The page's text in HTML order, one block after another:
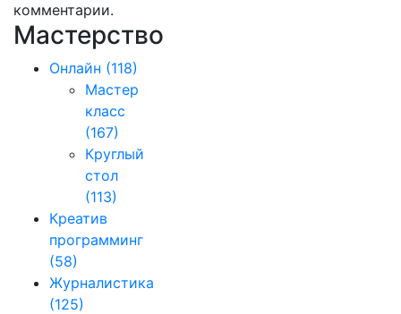
комментарии.
Мастерство
Онлайн (118)
Мастер
класс
(167)
Круглый
стол
(113)
Креатив
программинг
(58)
Журналистика
(125)